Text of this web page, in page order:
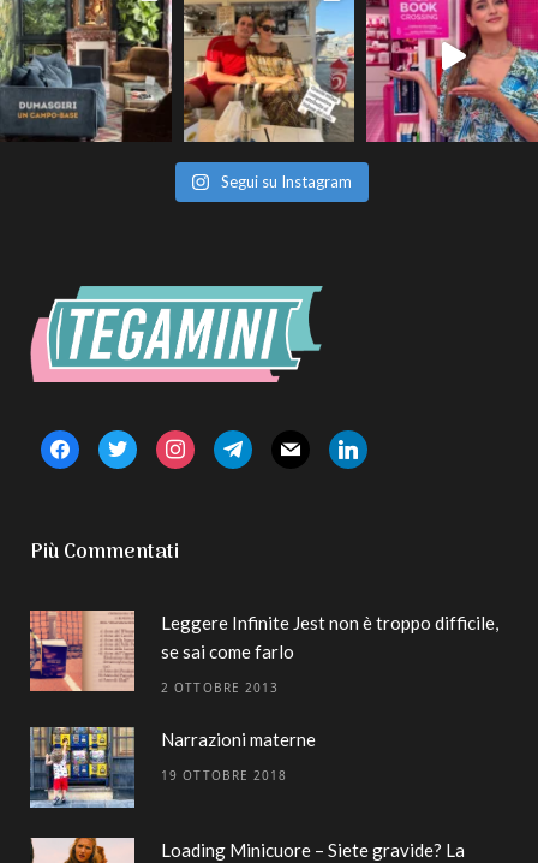
Segui su Instagram
facebooktwitter instagramtelegrammail linkedin
Più Commentati
Leggere Infinite Jest non è troppo difficile,
se sai come farlo
2 OTTOBRE 2013
Narrazioni materne
19 OTTOBRE 2018
Loading Minicuore – Siete gravide? La